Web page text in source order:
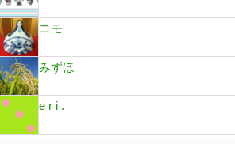
コモ
みずほ
e r i .